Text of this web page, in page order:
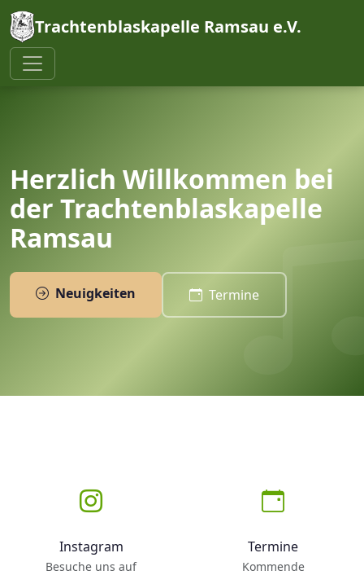
Trachtenblaskapelle Ramsau e.V.
Herzlich Willkommen bei
der Trachtenblaskapelle
Ramsau
Neuigkeiten Termine
Instagram
Besuche uns auf
Termine
Kommende